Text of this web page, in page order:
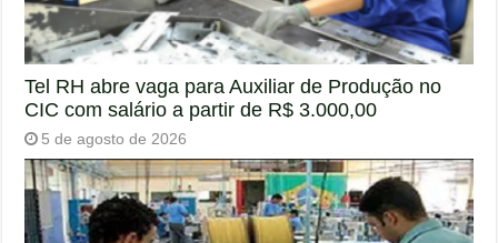
Tel RH abre vaga para Auxiliar de Produção no
CIC com salário a partir de R$ 3.000,00
5 de agosto de 2026